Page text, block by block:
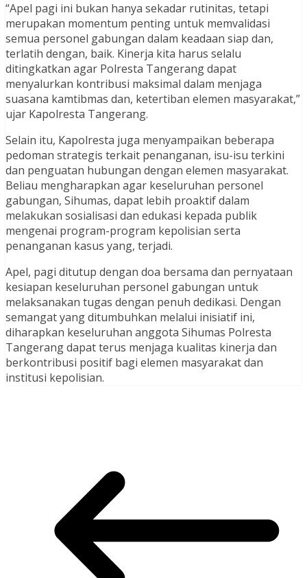
“Apel pagi ini bukan hanya sekadar rutinitas, tetapi
merupakan momentum penting untuk memvalidasi
semua personel gabungan dalam keadaan siap dan,
terlatih dengan, baik. Kinerja kita harus selalu
ditingkatkan agar Polresta Tangerang dapat
menyalurkan kontribusi maksimal dalam menjaga
suasana kamtibmas dan, ketertiban elemen masyarakat,”
ujar Kapolresta Tangerang.
Selain itu, Kapolresta juga menyampaikan beberapa
pedoman strategis terkait penanganan, isu-isu terkini
dan penguatan hubungan dengan elemen masyarakat.
Beliau mengharapkan agar keseluruhan personel
gabungan, Sihumas, dapat lebih proaktif dalam
melakukan sosialisasi dan edukasi kepada publik
mengenai program-program kepolisian serta
penanganan kasus yang, terjadi.
Apel, pagi ditutup dengan doa bersama dan pernyataan
kesiapan keseluruhan personel gabungan untuk
melaksanakan tugas dengan penuh dedikasi. Dengan
semangat yang ditumbuhkan melalui inisiatif ini,
diharapkan keseluruhan anggota Sihumas Polresta
Tangerang dapat terus menjaga kualitas kinerja dan
berkontribusi positif bagi elemen masyarakat dan
institusi kepolisian.